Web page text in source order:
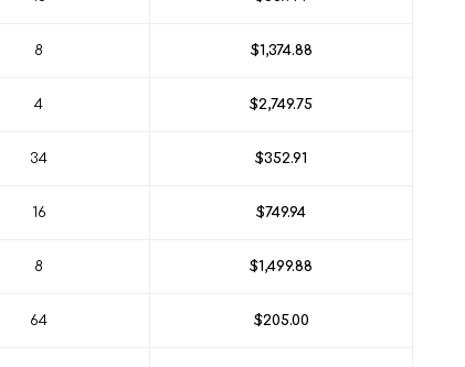
8 $1,374.88
4 $2,749.75
34 $352.91
16 $749.94
8 $1,499.88
64 $205.00